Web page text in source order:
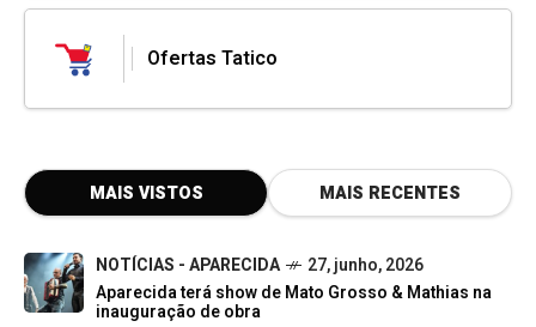
Ofertas Tatico
MAIS VISTOS MAIS RECENTES
NOTÍCIAS - APARECIDA
27, junho, 2026
Aparecida terá show de Mato Grosso & Mathias na
inauguração de obra